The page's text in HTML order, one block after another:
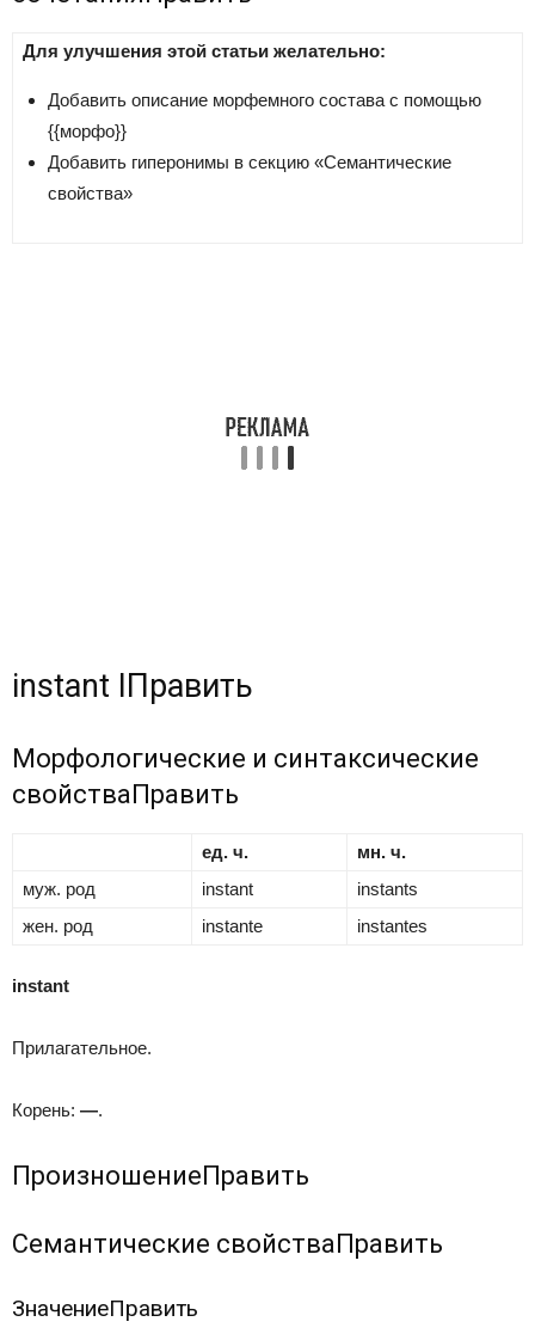
Для улучшения этой статьи желательно:
Добавить описание морфемного состава с помощью
{{морфо}}
Добавить гиперонимы в секцию «Семантические
свойства»
instant IПравить
Морфологические и синтаксические
свойстваПравить
ед. ч.
мн. ч.
муж. род
instant
instants
жен. род
instante instantes
instant
Прилагательное.
Корень: —.
ПроизношениеПравить
Семантические свойстваПравить
ЗначениеПравить